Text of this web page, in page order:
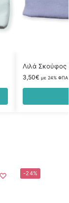
Λιλά Σκούφος
3,50€ με 24% ΦΠΑ
-24%